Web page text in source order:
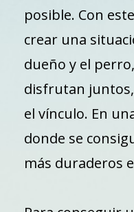
posible. Con
crear una
dueño y el
disfrutan
el vínculo. En
donde se
más duraderos